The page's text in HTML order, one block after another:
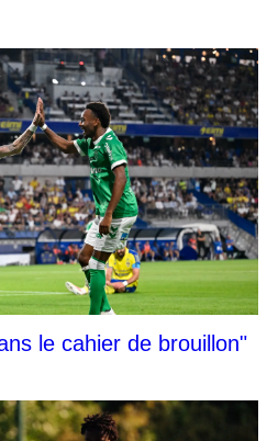
le cahier de brouillon"